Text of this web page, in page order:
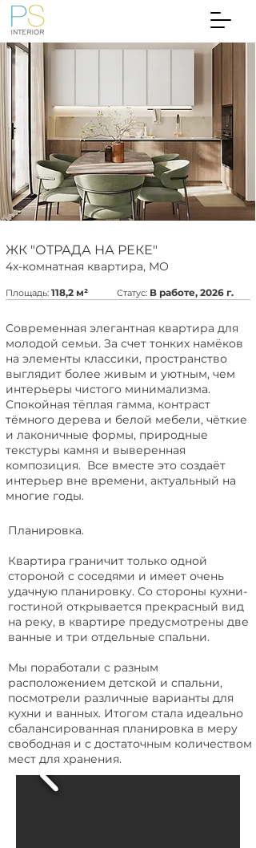
ЖК "ОТРАДА НА РЕКЕ"
4х-комнатная квартира, МО
Площадь: 118,2 м² Статус: В работе, 2026 г.
Современная элегантная квартира для
молодой семьи. За счет тонких намёков
на элементы классики, пространство
выглядит более живым и уютным, чем
интерьеры чистого минимализма.
Спокойная тёплая гамма, контраст
тёмного дерева и белой мебели, чёткие
и лаконичные формы, природные
текстуры камня и выверенная
композиция. Все вместе это создаёт
интерьер вне времени, актуальный на
многие годы.
Планировка.
Квартира граничит только одной
стороной с соседями и имеет очень
удачную планировку. Со стороны кухни-
гостиной открывается прекрасный вид
на реку, в квартире предусмотрены две
ванные и три отдельные спальни.
Мы поработали с разным
расположением детской и спальни,
посмотрели различные варианты для
кухни и ванных. Итогом стала идеально
сбалансированная планировка в меру
свободная и с достаточным количеством
мест для хранения.